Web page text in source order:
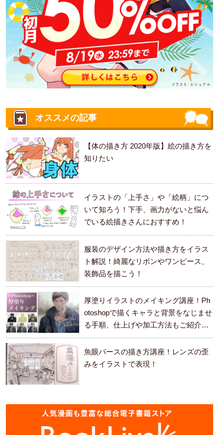
オススメの記事
【体の描き方 2020年版】絵の描き方を
知りたい
イラストの「上手さ」や「絵柄」につ
いて知ろう！下手、画力がないと悩ん
でいる絵描きさんにおすすめ！
服装のデザイン方法や描き方をイラス
ト解説！綺麗なリボンやワンピース、
装飾品を描こう！
厚塗りイラストのメイキング講座！Ph
otoshopで描くキャラと背景をなじませ
る手順、仕上げや加工方法もご紹介し
ます。
魚眼パースの描き方講座！レンズの歪
みをイラストで表現！